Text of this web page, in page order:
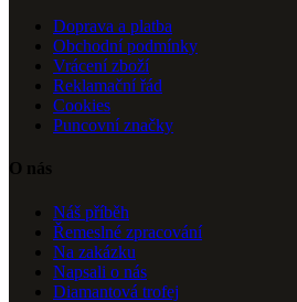
Doprava a platba
Obchodní podmínky
Vrácení zboží
Reklamační řád
Cookies
Puncovní značky
O nás
Náš příběh
Řemeslné zpracování
Na zakázku
Napsali o nás
Diamantová trofej